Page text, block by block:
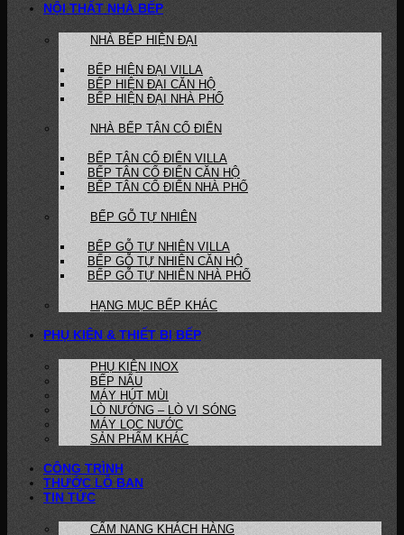
NỘI THẤT NHÀ BẾP
NHÀ BẾP HIỆN ĐẠI
BẾP HIỆN ĐẠI VILLA
BẾP HIỆN ĐẠI CĂN HỘ
BẾP HIỆN ĐẠI NHÀ PHỐ
NHÀ BẾP TÂN CỔ ĐIỂN
BẾP TÂN CỔ ĐIỂN VILLA
BẾP TÂN CỔ ĐIỂN CĂN HỘ
BẾP TÂN CỔ ĐIỂN NHÀ PHỐ
BẾP GỖ TỰ NHIÊN
BẾP GỖ TỰ NHIÊN VILLA
BẾP GỖ TỰ NHIÊN CĂN HỘ
BẾP GỖ TỰ NHIÊN NHÀ PHỐ
HẠNG MỤC BẾP KHÁC
PHỤ KIỆN & THIẾT BỊ BẾP
PHỤ KIỆN INOX
BẾP NẤU
MÁY HÚT MÙI
LÒ NƯỚNG – LÒ VI SÓNG
MÁY LỌC NƯỚC
SẢN PHẨM KHÁC
CÔNG TRÌNH
THƯỚC LỖ BAN
TIN TỨC
CẨM NANG KHÁCH HÀNG